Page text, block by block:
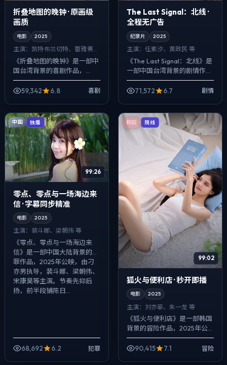
折叠地图的晚钟 · 原画级
画质
电影 2025
主演： 凯特·布兰切特、蕾雅·赛杜
等
《折叠地图的晚钟》是一部中
国台湾背景的喜剧作品，
2025年公映，由王家卫执
导，凯特·布兰切特、蕾雅·赛
59,342 6.8 喜剧
The Last Signal：北线 ·
全程无广告
纪录片 2025
主演： 任素汐、黄政民 等
《The Last Signal：北线》是
一部中国台湾背景的剧情作
品，2025年公映，由陈凯歌
执导，任素汐、黄政民、章子
71,572 6.7 剧情
中国 独播
99:26
零点、零点与一场海边来
信 · 字幕同步精准
电影 2025
主演： 裴斗娜、梁朝伟 等
《零点、零点与一场海边来
信》是一部中国大陆背景的犯
罪作品，2025年公映，由刁
亦男执导，裴斗娜、梁朝伟、
宋康昊等主演。节奏先抑后
扬，前半段铺陈日...
68,692 6.2 犯罪
韩国 院线
99:02
狐火与便利店 · 秒开即播
电影 2025
主演： 刘亦菲、朱一龙 等
《狐火与便利店》是一部韩国
背景的冒险作品，2025年公
映，由王家卫执导，刘亦菲、
朱一龙、章子怡等主演。影像
90,415 7.1 冒险